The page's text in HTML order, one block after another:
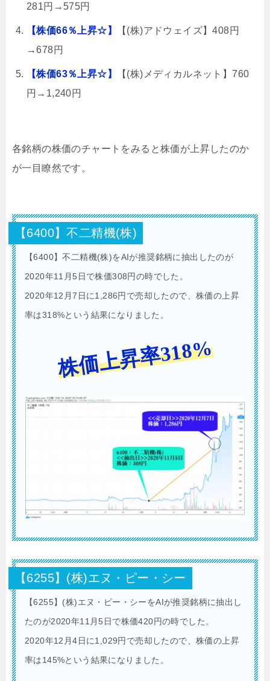
281円→575円
【株価66％上昇☆】
【(株)アドウェイズ】408円
→678円
【株価63％上昇☆】
【(株)メディカルネット】760
円→1,240円
各銘柄の株価のチャートをみると株価が上昇したのか
が一目瞭然です。
【6400】不二精機(株)
【6400】不二精機(株)をAIが推奨銘柄に抽出したのが
2020年11月5日で株価308円の時でした。
2020年12月7日に1,286円で売却したので、株価の上昇
率は318%という結果になりました。
株価上昇率318%
【6255】(株)エヌ・ピー・シー
【6255】(株)エヌ・ピー・シーをAIが推奨銘柄に抽出し
たのが2020年11月5日で株価420円の時でした。
2020年12月4日に1,029円で売却したので、株価の上昇
率は145%という結果になりました。